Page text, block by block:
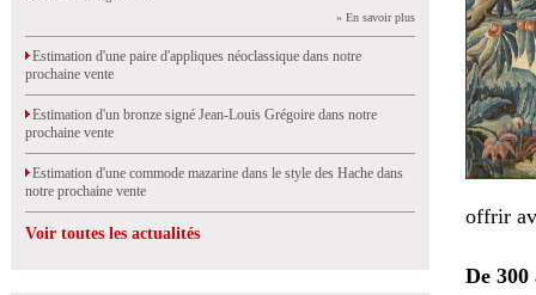
» En savoir plus
Estimation d'une paire d'appliques néoclassique dans notre
prochaine vente
Estimation d'un bronze signé Jean-Louis Grégoire dans notre
prochaine vente
Estimation d'une commode mazarine dans le style des Hache dans
notre prochaine vente
Voir toutes les actualités
offrir
De 300